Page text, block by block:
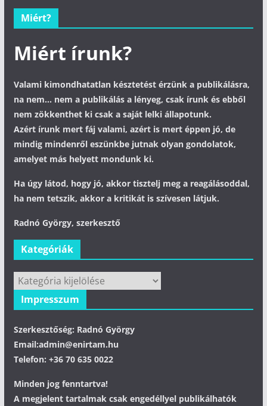
Miért?
Miért írunk?
Valami kimondhatatlan késztetést érzünk a publikálásra,
na nem... nem a publikálás a lényeg, csak írunk és ebből
nem zökkenthet ki csak a saját lelki állapotunk.
Azért írunk mert fáj valami, azért is mert éppen jó, de
mindig mindenről eszünkbe jutnak olyan gondolatok,
amelyet más helyett mondunk ki.
Ha úgy látod, hogy jó, akkor tisztelj meg a reagálásoddal,
ha nem tetszik, akkor a kritikát is szívesen látjuk.
Radnó György, szerkesztő
Kategóriák
Kategóriák
Impresszum
Szerkesztőség: Radnó György
Email:admin@enirtam.hu
Telefon: +36 70 635 0022
Minden jog fenntartva!
A megjelent tartalmak csak engedéllyel publikálhatók